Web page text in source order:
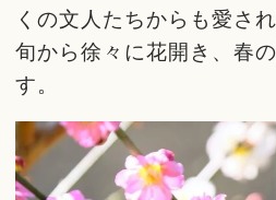
くの文人たちからも愛さ
旬から徐々に花開き、春
す。